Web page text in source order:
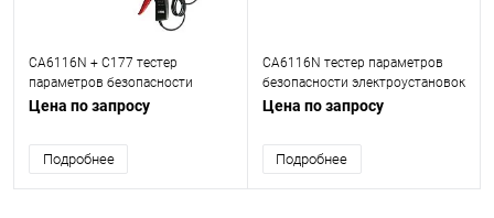
CA6116N + C177 тестер
параметров безопасности
электроустановок
Цена по запросу
Подробнее
CA6116N тестер параметров
безопасности электроустановок
Цена по запросу
Подробнее